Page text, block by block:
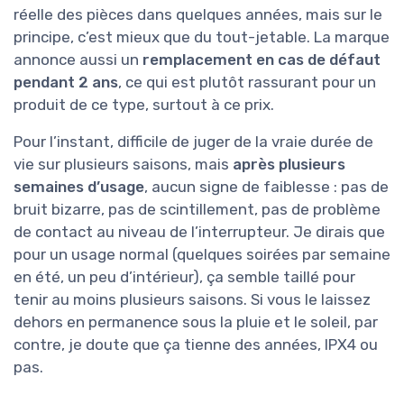
réelle des pièces dans quelques années, mais sur le
principe, c’est mieux que du tout-jetable. La marque
annonce aussi un remplacement en cas de défaut
pendant 2 ans, ce qui est plutôt rassurant pour un
produit de ce type, surtout à ce prix.
Pour l’instant, difficile de juger de la vraie durée de
vie sur plusieurs saisons, mais après plusieurs
semaines d’usage, aucun signe de faiblesse : pas de
bruit bizarre, pas de scintillement, pas de problème
de contact au niveau de l’interrupteur. Je dirais que
pour un usage normal (quelques soirées par semaine
en été, un peu d’intérieur), ça semble taillé pour
tenir au moins plusieurs saisons. Si vous le laissez
dehors en permanence sous la pluie et le soleil, par
contre, je doute que ça tienne des années, IPX4 ou
pas.